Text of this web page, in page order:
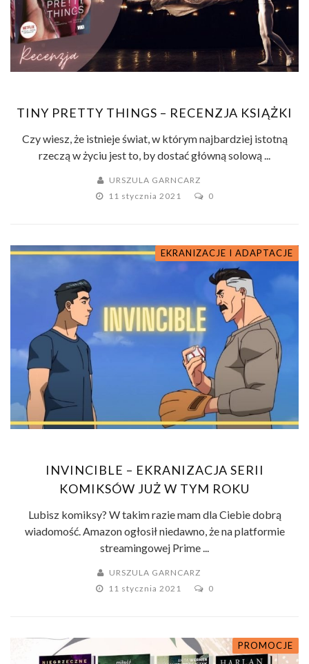
TINY PRETTY THINGS – RECENZJA KSIĄŻKI
Czy wiesz, że istnieje świat, w którym najbardziej istotną
rzeczą w życiu jest to, by dostać główną solową ...
URSZULA GARNCARZ
11 stycznia 2021
0
EKRANIZACJE I ADAPTACJE
INVINCIBLE – EKRANIZACJA SERII
KOMIKSÓW JUŻ W TYM ROKU
Lubisz komiksy? W takim razie mam dla Ciebie dobrą
wiadomość. Amazon ogłosił niedawno, że na platformie
streamingowej Prime ...
URSZULA GARNCARZ
11 stycznia 2021
0
PROMOCJE